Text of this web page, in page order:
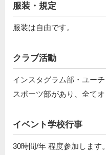
服装・規定
服装は自由です。
クラブ活動
インスタグラム部・ユー
スポーツ部があり、全て
イベント学校行事
30時間/年 程度参加します